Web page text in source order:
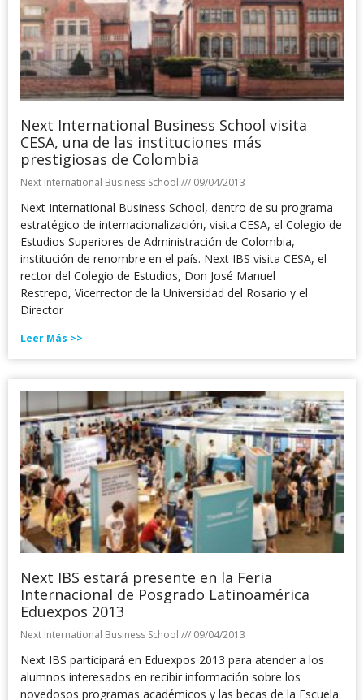
Next International Business School visita
CESA, una de las instituciones más
prestigiosas de Colombia
Next International Business School 09/04/2013
Next International Business School, dentro de su programa
estratégico de internacionalización, visita CESA, el Colegio de
Estudios Superiores de Administración de Colombia,
institución de renombre en el país. Next IBS visita CESA, el
rector del Colegio de Estudios, Don José Manuel
Restrepo, Vicerrector de la Universidad del Rosario y el
Director
Leer Más >>
Next IBS estará presente en la Feria
Internacional de Posgrado Latinoamérica
Eduexpos 2013
Next International Business School 09/04/2013
Next IBS participará en Eduexpos 2013 para atender a los
alumnos interesados en recibir información sobre los
novedosos programas académicos y las becas de la Escuela.